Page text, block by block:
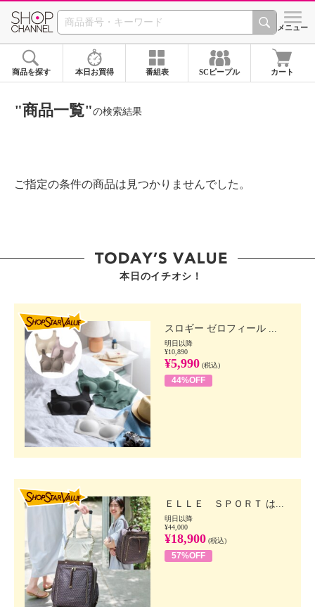
SHOP CHANNEL ショッ
メニュー
商品を探す 本日お買得 番組表 SCピープル カート
"商品一覧"の検索結果
ご指定の条件の商品は見つかりませんでした。
本日のイチオシ！
スロギー ゼロフィール ...
明日以降
¥10,890
¥5,990 (税込)
44%OFF
ＥＬＬＥ ＳＰＯＲＴ は...
明日以降
¥44,000
¥18,900 (税込)
57%OFF